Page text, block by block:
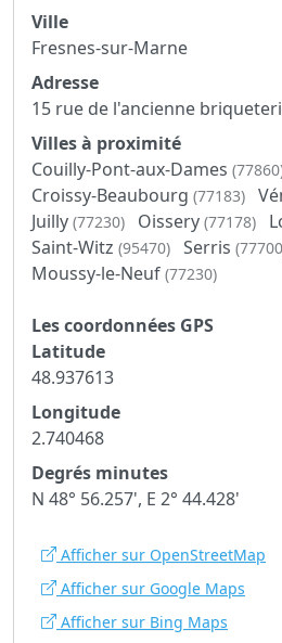
Ville
Fresnes-sur-Marne
Adresse
15 rue de l'ancienne
Villes à proximité
Couilly-Pont-aux-Dames
Croissy-Beaubourg (77183)
Juilly (77230) Oissery (77178)
Saint-Witz (95470) Serris
Moussy-le-Neuf (77230)
Les coordonnées GPS
Latitude
48.937613
Longitude
2.740468
Degrés minutes
N 48° 56.257', E 2° 44.428'
Afficher sur OpenStreetMap
Afficher sur Google Maps
Afficher sur Bing Maps